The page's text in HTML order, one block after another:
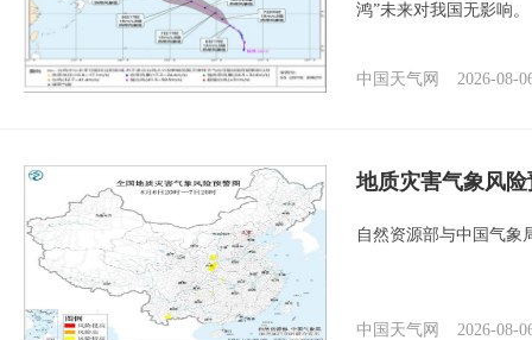
鸿”未来对我国无影响。
中国天气网 2026-08-
地质灾害气象风
自然资源部与中国气象
中国天气网 2026-08-